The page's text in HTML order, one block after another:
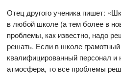
Отец другого ученика пишет:
в любой школе (а тем более в
проблемы, как известно, надо
решать. Если в школе грамотный
квалифицированный персонал и
атмосфера, то все проблемы